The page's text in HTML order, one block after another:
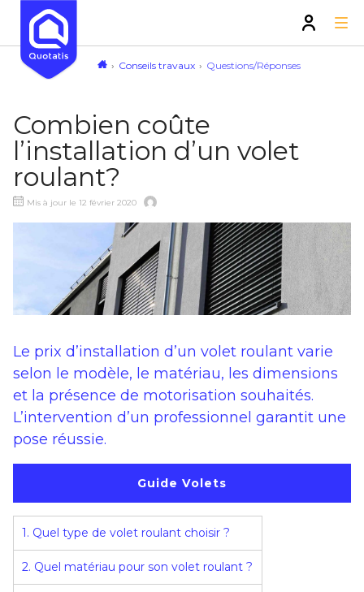
Conseils travaux Questions/Réponses
Combien coûte
l’installation d’un volet
roulant?
Mis à jour le 12 février 2020
Le prix d’installation d’un volet roulant varie
selon le modèle, le matériau, les dimensions
et la présence de motorisation souhaités.
L’intervention d’un professionnel garantit une
pose réussie.
Guide Volets
1. Quel type de volet roulant choisir ?
2. Quel matériau pour son volet roulant ?